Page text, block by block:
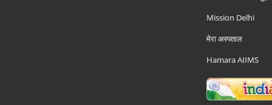
Mission Delhi
मेरा अस्पताल
Hamara AIIMS